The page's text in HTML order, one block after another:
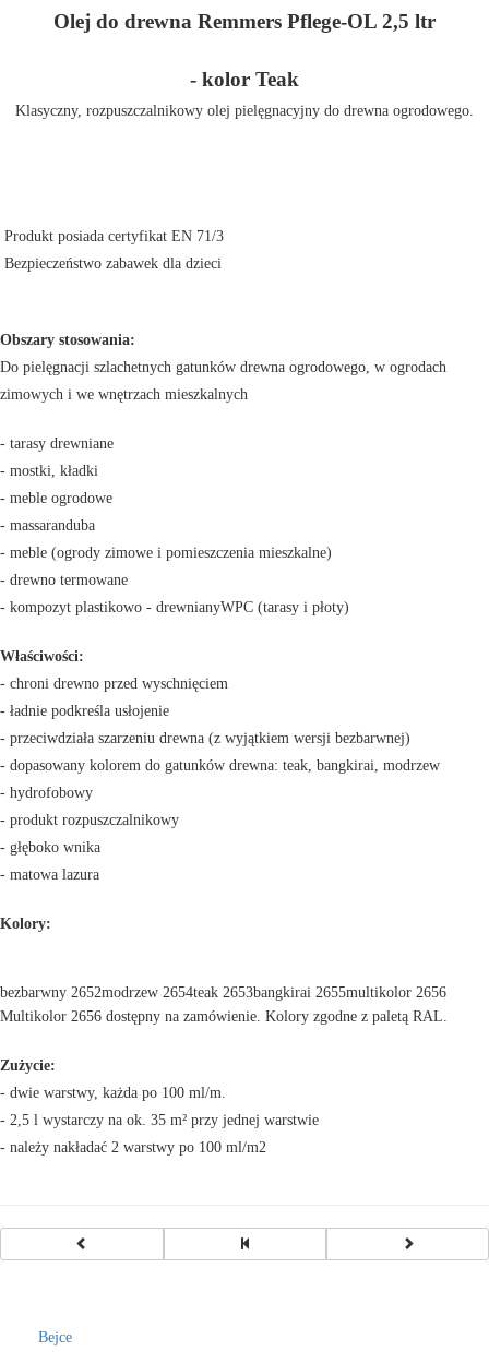
Olej do drewna Remmers Pflege-OL 2,5 ltr
- kolor Teak
Klasyczny, rozpuszczalnikowy olej pielęgnacyjny do drewna ogrodowego.
Produkt posiada certyfikat EN 71/3
Bezpieczeństwo zabawek dla dzieci
Obszary stosowania:
Do pielęgnacji szlachetnych gatunków drewna ogrodowego, w ogrodach
zimowych i we wnętrzach mieszkalnych
- tarasy drewniane
- mostki, kładki
- meble ogrodowe
- massaranduba
- meble (ogrody zimowe i pomieszczenia mieszkalne)
- drewno termowane
- kompozyt plastikowo - drewnianyWPC (tarasy i płoty)
Właściwości:
- chroni drewno przed wyschnięciem
- ładnie podkreśla usłojenie
- przeciwdziała szarzeniu drewna (z wyjątkiem wersji bezbarwnej)
- dopasowany kolorem do gatunków drewna: teak, bangkirai, modrzew
- hydrofobowy
- produkt rozpuszczalnikowy
- głęboko wnika
- matowa lazura
Kolory:
bezbarwny 2652modrzew 2654teak 2653bangkirai 2655multikolor 2656
Multikolor 2656 dostępny na zamówienie. Kolory zgodne z paletą RAL.
Zużycie:
- dwie warstwy, każda po 100 ml/m.
- 2,5 l wystarczy na ok. 35 m² przy jednej warstwie
- należy nakładać 2 warstwy po 100 ml/m2
Bejce